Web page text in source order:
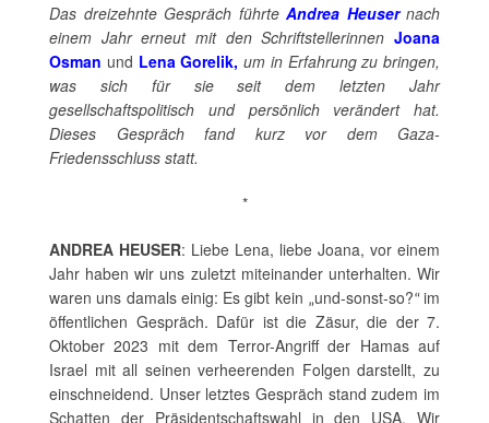
Das dreizehnte Gespräch führte Andrea Heusernach
einem Jahr erneut mit den Schriftstellerinnen Joana
Osman und Lena Gorelik, um in Erfahrung zu bringen,
was sich für sie seit dem letzten Jahr
gesellschaftspolitisch und persönlich verändert hat.
Dieses Gespräch fand kurz vor dem Gaza-
Friedensschluss statt.
*
ANDREA HEUSER: Liebe Lena, liebe Joana, vor einem
Jahr haben wir uns zuletzt miteinander unterhalten. Wir
waren uns damals einig: Es gibt kein „und-sonst-so?“ im
öffentlichen Gespräch. Dafür ist die Zäsur, die der 7.
Oktober 2023 mit dem Terror-Angriff der Hamas auf
Israel mit all seinen verheerenden Folgen darstellt, zu
einschneidend. Unser letztes Gespräch stand zudem im
Schatten der Präsidentschaftswahl in den USA. Wir